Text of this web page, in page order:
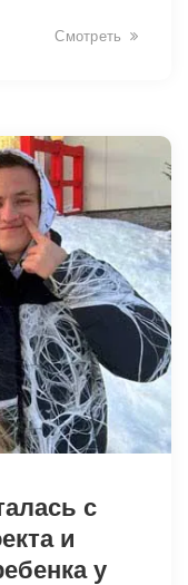
Смотреть
с
и
у